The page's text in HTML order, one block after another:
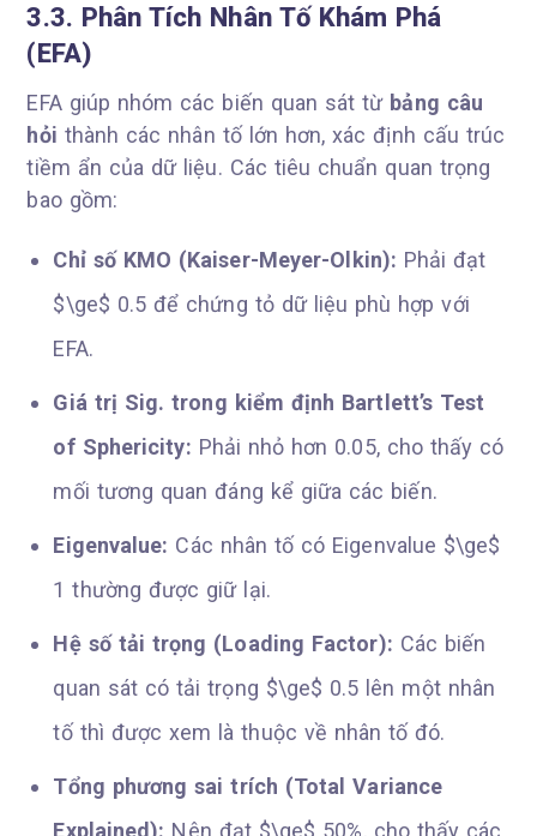
3.3. Phân Tích Nhân Tố Khám Phá
(EFA)
EFA giúp nhóm các biến quan sát từ bảng câu
hỏi thành các nhân tố lớn hơn, xác định cấu trúc
tiềm ẩn của dữ liệu. Các tiêu chuẩn quan trọng
bao gồm:
Chỉ số KMO (Kaiser-Meyer-Olkin): Phải đạt
$\ge$ 0.5 để chứng tỏ dữ liệu phù hợp với
EFA.
Giá trị Sig. trong kiểm định Bartlett’s Test
of Sphericity: Phải nhỏ hơn 0.05, cho thấy có
mối tương quan đáng kể giữa các biến.
Eigenvalue: Các nhân tố có Eigenvalue $\ge$
1 thường được giữ lại.
Hệ số tải trọng (Loading Factor): Các biến
quan sát có tải trọng $\ge$ 0.5 lên một nhân
tố thì được xem là thuộc về nhân tố đó.
Tổng phương sai trích (Total Variance
Explained): Nên đạt $\ge$ 50%, cho thấy các